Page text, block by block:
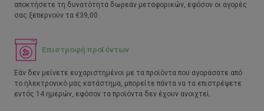
αποκτήσετε τη δυνατότητα δωρεάν μεταφορικών, εφόσον οι αγορές
σας ξεπερνούν τα €39,00.
Επιστροφή προϊόντων
Εάν δεν μείνετε ευχαριστημένοι με τα προϊόντα που αγοράσατε από
το ηλεκτρονικό μας κατάστημα, μπορείτε πάντα να τα επιστρέψετε
εντός 14 ημερών, εφόσον τα προϊόντα δεν έχουν ανοιχτεί.